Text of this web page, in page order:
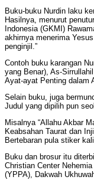
Buku-buku Nurdin laku
Hasilnya, menurut
Indonesia (GKMI)
akhirnya menerima
penginjil.”
Contoh buku karangan
yang Benar), As-
Ayat-ayat Penting dalam
Selain buku, juga
Judul yang dipilih pun
Misalnya “Allahu Akbar
Keabsahan Taurat dan
Bertebaran pula stiker
Buku dan brosur itu
Christian Center
(YPPA), Dakwah